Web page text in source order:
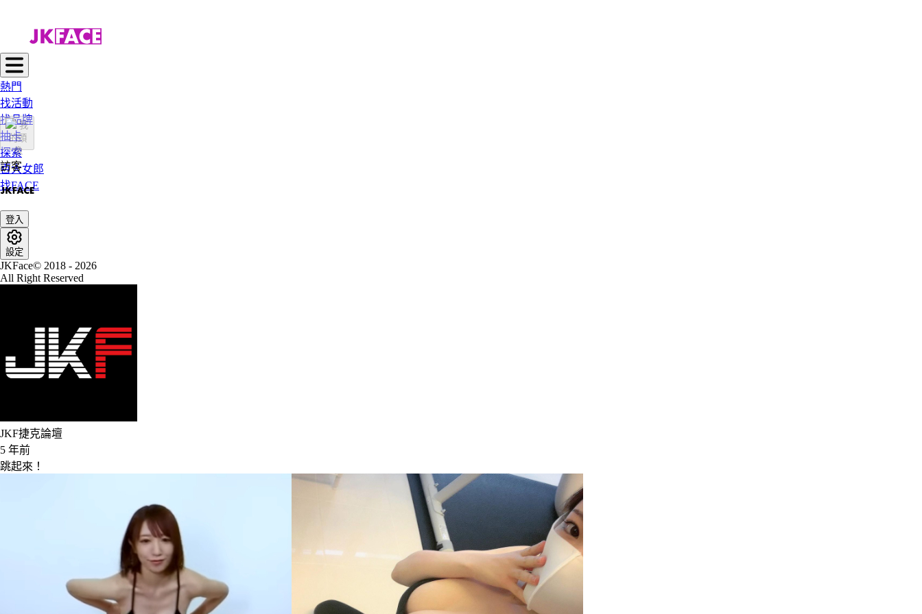
熱門
找活動
找品牌
抽卡
探索
百大女郎
找FACE
訪客
登入
設定
JKFace© 2018 - 2026
All Right Reserved
JKF捷克論壇
5 年前
跳起來！